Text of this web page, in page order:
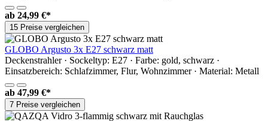
ab 24,99 €*
15 Preise vergleichen
GLOBO Argusto 3x E27 schwarz matt
Deckenstrahler · Sockeltyp: E27 · Farbe: gold, schwarz ·
Einsatzbereich: Schlafzimmer, Flur, Wohnzimmer · Material: Metall
ab 47,99 €*
7 Preise vergleichen